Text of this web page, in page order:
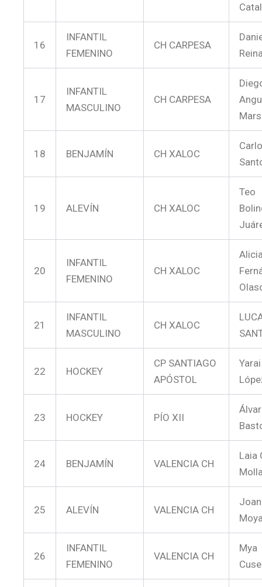
16
INFANTIL
FEMENINO
CH CARPESA
17
INFANTIL
MASCULINO
CH CARPESA
18 BENJAMÍN CH XALOC
19 ALEVÍN CH XALOC
Teo
20
INFANTIL
FEMENINO
CH XALOC
21
INFANTIL
MASCULINO
CH XALOC
22 HOCKEY
CP SANTIAGO
APÓSTOL
23 HOCKEY PÍO XII
24 BENJAMÍN VALENCIA CH
Laia
25 ALEVÍN VALENCIA CH
26
INFANTIL
FEMENINO
VALENCIA CH
Mya